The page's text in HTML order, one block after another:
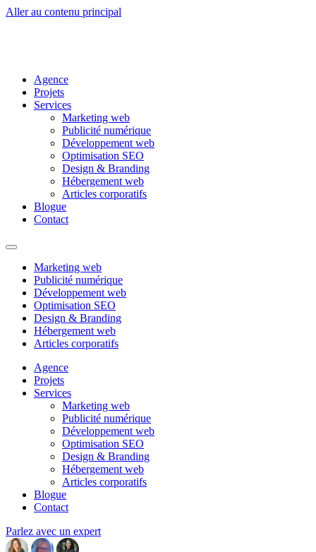
Aller au contenu principal
Agence
Projets
Services
Marketing web
Publicité numérique
Développement web
Optimisation SEO
Design & Branding
Hébergement web
Articles corporatifs
Blogue
Contact
Marketing web
Publicité numérique
Développement web
Optimisation SEO
Design & Branding
Hébergement web
Articles corporatifs
Agence
Projets
Services
Marketing web
Publicité numérique
Développement web
Optimisation SEO
Design & Branding
Hébergement web
Articles corporatifs
Blogue
Contact
Parlez avec un expert